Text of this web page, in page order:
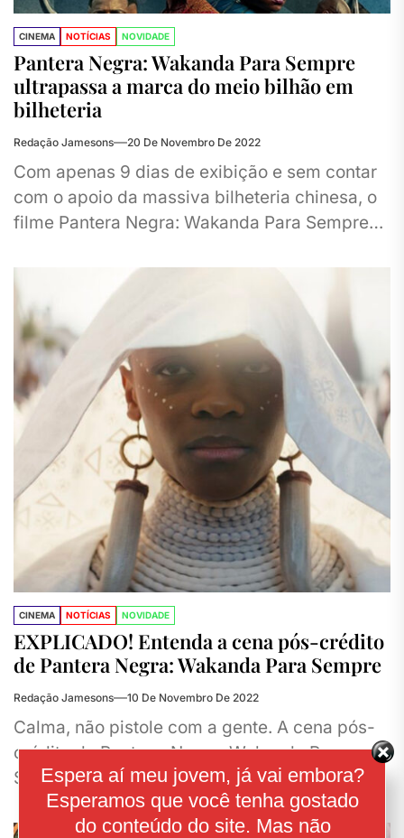
CINEMA NOTÍCIAS NOVIDADE
Pantera Negra: Wakanda Para Sempre
ultrapassa a marca do meio bilhão em
bilheteria
Redação Jamesons 20 De Novembro De 2022
Com apenas 9 dias de exibição e sem contar
com o apoio da massiva bilheteria chinesa, o
filme Pantera Negra: Wakanda Para Sempre
CINEMA NOTÍCIAS NOVIDADE
EXPLICADO! Entenda a cena pós-crédito
de Pantera Negra: Wakanda Para Sempre
Redação Jamesons 10 De Novembro De 2022
Calma, não pistole com a gente. A cena pós-
crédito de Pantera-Negra: Wakanda Para
Sempre é bem simples e não é preciso de um
texto ou...
Espera aí meu jovem, já vai embora?
Esperamos que você tenha gostado
do conteúdo do site. Mas não